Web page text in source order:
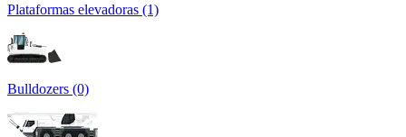
Plataformas elevadoras (1)
Bulldozers (0)